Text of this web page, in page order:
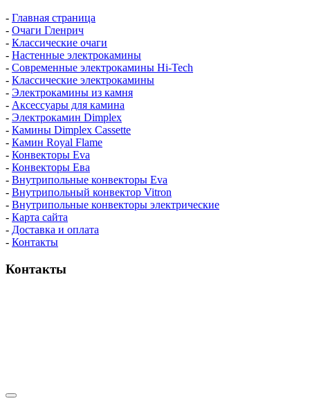
- Главная страница
- Очаги Гленрич
- Классические очаги
- Настенные электрокамины
- Современные электрокамины Hi-Tech
- Классические электрокамины
- Электрокамины из камня
- Аксессуары для камина
- Электрокамин Dimplex
- Камины Dimplex Cassette
- Камин Royal Flame
- Конвекторы Eva
- Конвекторы Ева
- Внутрипольные конвекторы Eva
- Внутрипольный конвектор Vitron
- Внутрипольные конвекторы электрические
- Карта сайта
- Доставка и оплата
- Контакты
Контакты